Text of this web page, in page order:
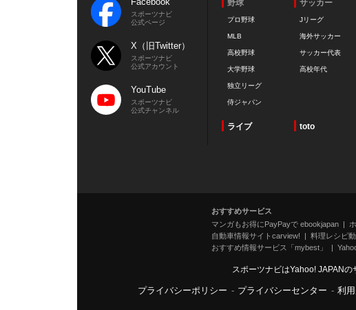
スポーツナビ
公式ページ
X（旧Twitter）
スポーツナビ
公式アカウント
YouTube
スポーツナビ
公式チャンネル
野球
プロ野球
MLB
高校野球
大学野球
独立リーグ
侍ジャパン
サッカー
Jリーグ
海外サッカー
サッカー代表
高校年代
ライブ toto
おすすめサービス
マンガもお得にPayPayで ebookjapan
自動車情報サイトcarview!
料理レシピ
おすすめ情報サービス「mybest」
スポーツナビはYahoo! JAPAN
プライバシーポリシー - プライバシーセンター - 利